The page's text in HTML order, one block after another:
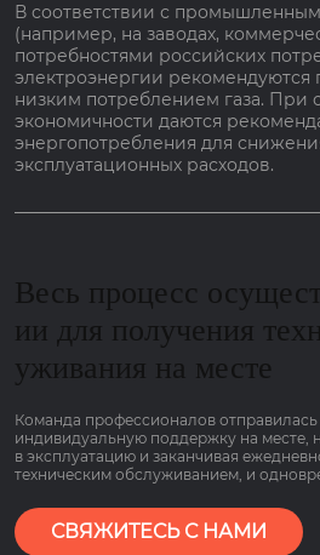
В соответствии с
(например, на заводах,
потребностями российских
электроэнергии
низким потреблением газа. При
экономичности даются
энергопотребления для
эксплуатационных расходов.
Весь процесс
ии для получения
уживания на месте
Команда профессионалов
индивидуальную поддержку на месте,
в эксплуатацию и заканчивая
техническим обслуживанием, и
потреблением газа и гарантией
могли пользоваться им болеею
СВЯЖИТЕСЬ С НАМИ